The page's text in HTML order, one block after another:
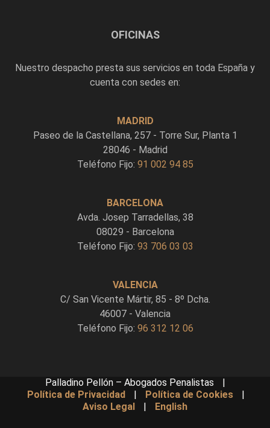
OFICINAS
Nuestro despacho presta sus servicios en toda España y
cuenta con sedes en:
MADRID
Paseo de la Castellana, 257 - Torre Sur, Planta 1
28046 - Madrid
Teléfono Fijo: 91 002 94 85
BARCELONA
Avda. Josep Tarradellas, 38
08029 - Barcelona
Teléfono Fijo: 93 706 03 03
VALENCIA
C/ San Vicente Mártir, 85 - 8º Dcha.
46007 - Valencia
Teléfono Fijo: 96 312 12 06
Palladino Pellón – Abogados Penalistas
|
Política de Privacidad
| Política de Cookies
|
Aviso Legal
| English